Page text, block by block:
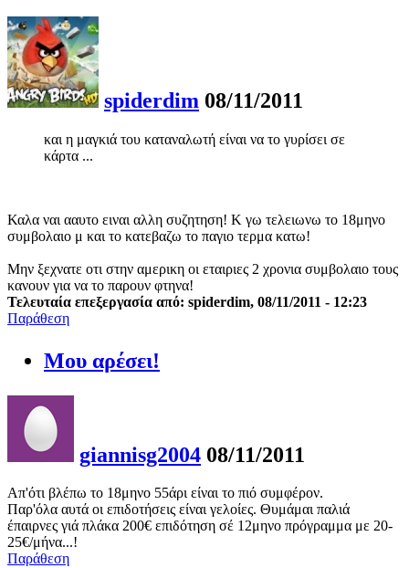
spiderdim 08/11/2011
και η μαγκιά του καταναλωτή είναι να το γυρίσει σε
κάρτα ...
Καλα ναι ααυτο ειναι αλλη συζητηση! Κ γω τελειωνω το 18μηνο
συμβολαιο μ και το κατεβαζω το παγιο τερμα κατω!
Μην ξεχνατε οτι στην αμερικη οι εταιριες 2 χρονια συμβολαιο τους
κανουν για να το παρουν φτηνα!
Τελευταία επεξεργασία από: spiderdim, 08/11/2011 - 12:23
Παράθεση
Μου αρέσει!
giannisg2004 08/11/2011
Απ'ότι βλέπω το 18μηνο 55άρι είναι το πιό συμφέρον.
Παρ'όλα αυτά οι επιδοτήσεις είναι γελοίες. Θυμάμαι παλιά
έπαιρνες γιά πλάκα 200€ επιδότηση σέ 12μηνο πρόγραμμα με 20-
25€/μήνα...!
Παράθεση